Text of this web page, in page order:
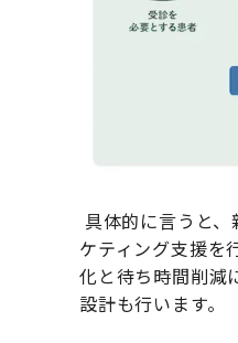
具体的に言うと
ケティング支援を
化と待ち時間削減
設計も行います。